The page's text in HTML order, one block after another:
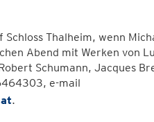
Thalheim, wenn
Abend mit Werken von
Schumann, Jacques
e-mail
.